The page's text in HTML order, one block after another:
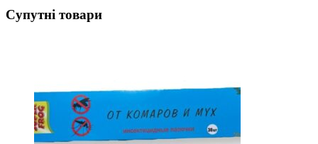
Супутні товари